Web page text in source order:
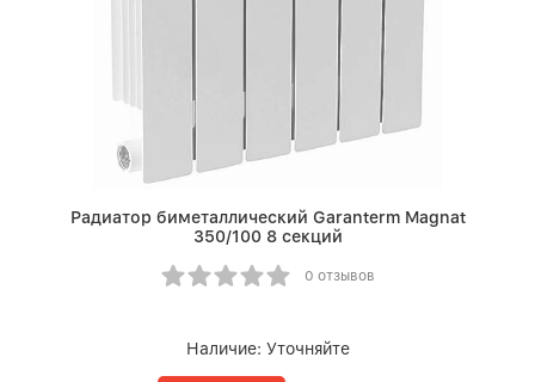
Радиатор биметаллический Garanterm Magnat
350/100 8 секций
0 отзывов
Наличие: Уточняйте